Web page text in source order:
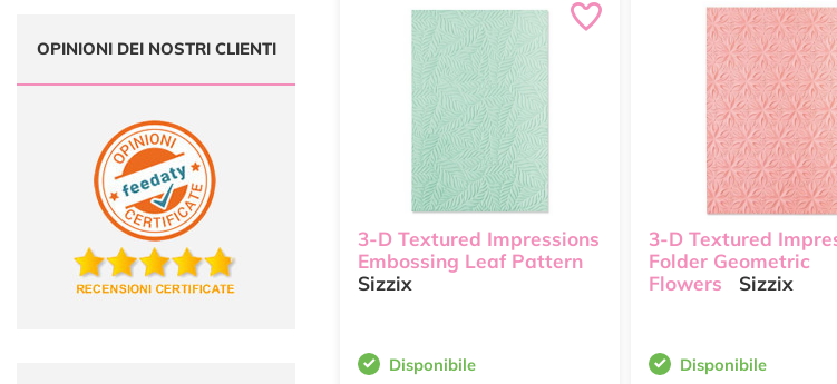
OPINIONI DEI NOSTRI CLIENTI
3-D Textured Impressions
Embossing Leaf Pattern
Sizzix
Disponibile
3-D Textured
Folder Geometric
Flowers
Sizzix
Disponibile